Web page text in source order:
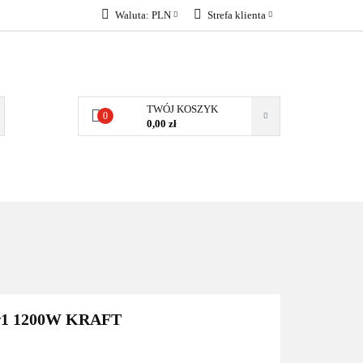
Waluta: PLN Strefa klienta
Dodaj zgłoszenie
Zgody cookies
0
TWÓJ KOSZYK
0,00 zł
KONTAKT
1200W KRAFT